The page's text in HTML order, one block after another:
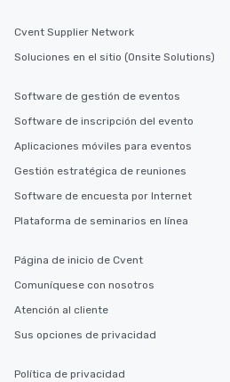
Cvent Supplier Network
Soluciones en el sitio (Onsite Solutions)
Software de gestión de eventos
Software de inscripción del evento
Aplicaciones móviles para eventos
Gestión estratégica de reuniones
Software de encuesta por Internet
Plataforma de seminarios en línea
Página de inicio de Cvent
Comuníquese con nosotros
Atención al cliente
Sus opciones de privacidad
Política de privacidad